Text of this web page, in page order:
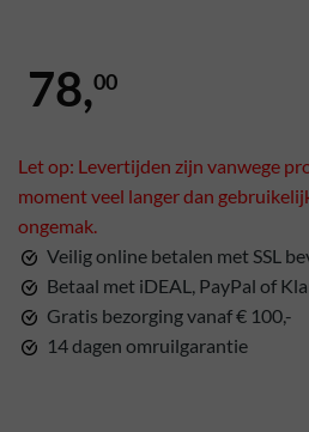
78,00
Let op: Levertijden zijn vanwege
moment veel langer dan
ongemak.
Veilig online betalen met SSL
Betaal met iDEAL, PayPal of
Gratis bezorging vanaf € 100,-
14 dagen omruilgarantie